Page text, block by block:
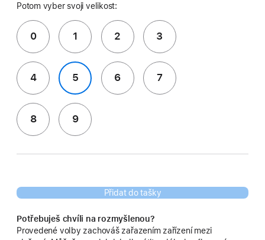
Potom vyber svoji velikost:
0 1 2 3
4 5 6 7
8 9
Přidat do tašky
Potřebuješ chvíli na rozmyšlenou?
Provedené volby zachováš zařazením zařízení mezi